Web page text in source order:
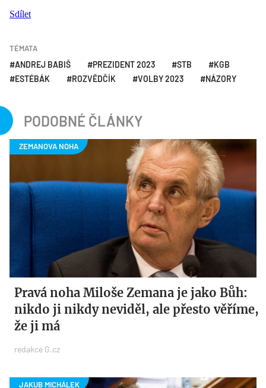
Sdílet
TÉMATA
ANDREJ BABIŠ PREZIDENT 2023 STB
KGB
ESTÉBÁK
ROZVĚDČÍK VOLBY 2023 NÁZORY
PODOBNÉ ČLÁNKY
Pravá noha Miloše Zemana je jako Bůh:
nikdo ji nikdy neviděl, ale přesto věříme,
že ji má
redakce G.cz